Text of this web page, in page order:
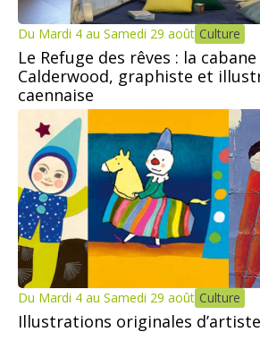
Du Mardi 4 au Samedi 29 août Culture
Le Refuge des rêves : la cabane
Calderwood, graphiste et
caennaise
Du Mardi 4 au Samedi 29 août Culture
Illustrations originales